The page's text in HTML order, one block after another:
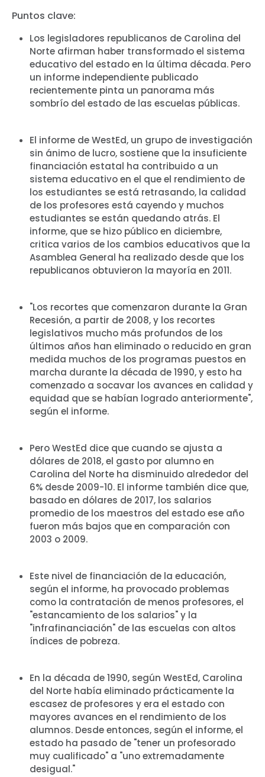
Puntos clave:
Los legisladores republicanos de Carolina del
Norte afirman haber transformado el sistema
educativo del estado en la última década. Pero
un informe independiente publicado
recientemente pinta un panorama más
sombrío del estado de las escuelas públicas.
El informe de WestEd, un grupo de investigación
sin ánimo de lucro, sostiene que la insuficiente
financiación estatal ha contribuido a un
sistema educativo en el que el rendimiento de
los estudiantes se está retrasando, la calidad
de los profesores está cayendo y muchos
estudiantes se están quedando atrás. El
informe, que se hizo público en diciembre,
critica varios de los cambios educativos que la
Asamblea General ha realizado desde que los
republicanos obtuvieron la mayoría en 2011.
"Los recortes que comenzaron durante la Gran
Recesión, a partir de 2008, y los recortes
legislativos mucho más profundos de los
últimos años han eliminado o reducido en gran
medida muchos de los programas puestos en
marcha durante la década de 1990, y esto ha
comenzado a socavar los avances en calidad y
equidad que se habían logrado anteriormente",
según el informe.
Pero WestEd dice que cuando se ajusta a
dólares de 2018, el gasto por alumno en
Carolina del Norte ha disminuido alrededor del
6% desde 2009-10. El informe también dice que,
basado en dólares de 2017, los salarios
promedio de los maestros del estado ese año
fueron más bajos que en comparación con
2003 o 2009.
Este nivel de financiación de la educación,
según el informe, ha provocado problemas
como la contratación de menos profesores, el
"estancamiento de los salarios" y la
"infrafinanciación" de las escuelas con altos
índices de pobreza.
En la década de 1990, según WestEd, Carolina
del Norte había eliminado prácticamente la
escasez de profesores y era el estado con
mayores avances en el rendimiento de los
alumnos. Desde entonces, según el informe, el
estado ha pasado de "tener un profesorado
muy cualificado" a "uno extremadamente
desigual."